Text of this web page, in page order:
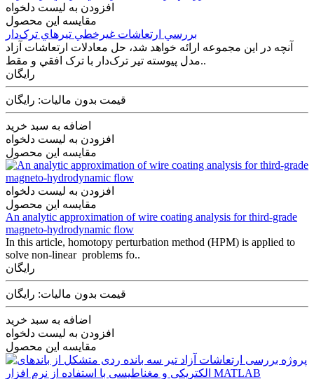
افزودن به لیست دلخواه
مقایسه این محصول
بررسي ارتعاشات غيرخطي تير‌هاي ترک‌دار
آنچه در اين مجموعه ارائه خواهد شد، حل معادلات ارتعاشات آزاد
مدل پيوسته تير ترک‌دار با ترک افقي و مقط..
رایگان
قیمت بدون مالیات: رایگان
اضافه به سبد خرید
افزودن به لیست دلخواه
مقایسه این محصول
افزودن به لیست دلخواه
مقایسه این محصول
An analytic approximation of wire coating analysis for third-grade
magneto-hydrodynamic flow
In this article, homotopy perturbation method (HPM) is applied to
solve non-linear problems fo..
رایگان
قیمت بدون مالیات: رایگان
اضافه به سبد خرید
افزودن به لیست دلخواه
مقایسه این محصول